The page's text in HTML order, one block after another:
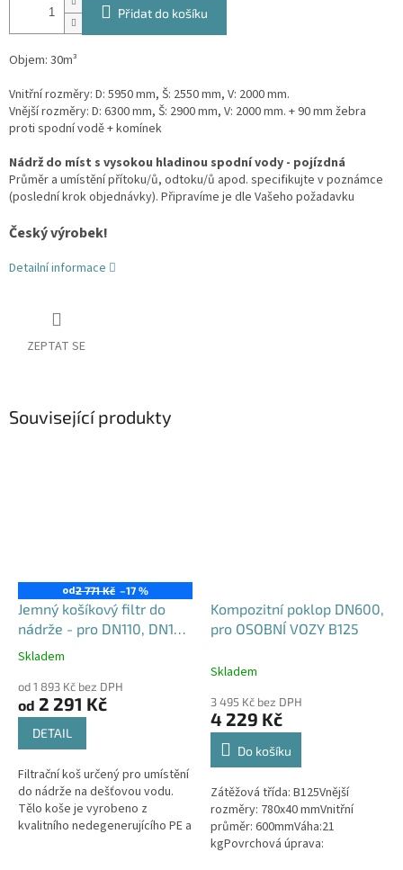
Přidat do košíku
Objem: 30m³
Vnitřní rozměry: D: 5950 mm, Š: 2550 mm, V: 2000 mm.
Vnější rozměry: D: 6300 mm, Š: 2900 mm, V: 2000 mm. + 90 mm žebra
proti spodní vodě + komínek
Nádrž do míst s vysokou hladinou spodní vody - pojízdná
Průměr a umístění přítoku/ů, odtoku/ů apod. specifikujte v poznámce
(poslední krok objednávky). Připravíme je dle Vašeho požadavku
Český výrobek!
Detailní informace
ZEPTAT SE
Související produkty
od2 771 Kč –17 %
Jemný košíkový filtr do
nádrže - pro DN110, DN125
i DN160
Průměrné
produktu
je
hvězdiček.
Skladem
od 1 893 Kč bez DPH
od 2 291 Kč
DETAIL
Filtrační koš určený pro umístění
do nádrže na dešťovou vodu.
Tělo koše je vyrobeno z
kvalitního nedegenerujícího PE a
Kompozitní poklop DN600,
pro OSOBNÍ VOZY B125
Skladem
3 495 Kč bez DPH
4 229 Kč
Do košíku
Zátěžová třída: B125Vnější
rozměry: 780x40 mmVnitřní
průměr: 600mmVáha:21
kgPovrchová úprava: